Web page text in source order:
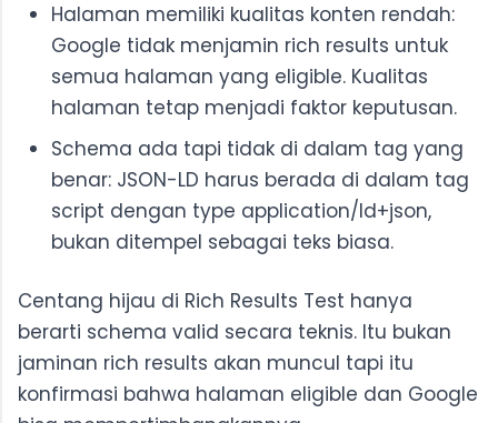
Halaman memiliki kualitas konten rendah:
Google tidak menjamin rich results untuk
semua halaman yang eligible. Kualitas
halaman tetap menjadi faktor keputusan.
Schema ada tapi tidak di dalam tag yang
benar: JSON-LD harus berada di dalam tag
script dengan type application/ld+json,
bukan ditempel sebagai teks biasa.
Centang hijau di Rich Results Test hanya
berarti schema valid secara teknis. Itu bukan
jaminan rich results akan muncul tapi itu
konfirmasi bahwa halaman eligible dan Google